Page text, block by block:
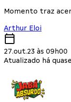
Momento traz
Arthur Eloi
27.out.23 às 09h00
Atualizado há